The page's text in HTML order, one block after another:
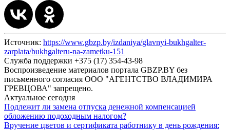
Источник: https://www.gbzp.by/izdaniya/glavnyi-bukhgalter-
zarplata/bukhgalteru-na-zametku-151
Служба поддержки +375 (17) 354-43-98
Воспроизведение материалов портала GBZP.BY без
письменного согласия OOO "АГЕНТСТВО ВЛАДИМИРА
ГРЕВЦОВА" запрещено.
Актуальное сегодня
Подлежит ли замена отпуска денежной компенсацией
обложению подоходным налогом?
Вручение цветов и сертификата работнику в день рождения: